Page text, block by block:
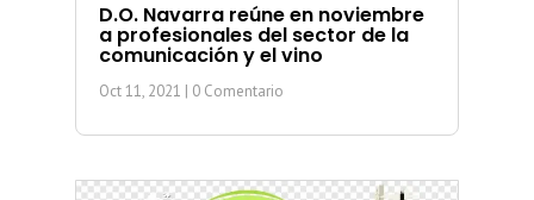
D.O. Navarra reúne en noviembre
a profesionales del sector de la
comunicación y el vino
Oct 11, 2021 | 0 Comentario